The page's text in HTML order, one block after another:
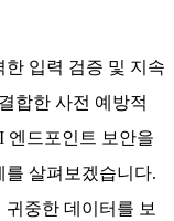
입력 검증 및 지속
합한 사전 예방적
엔드포인트 보안을
를 살펴보겠습니다.
중한 데이터를 보